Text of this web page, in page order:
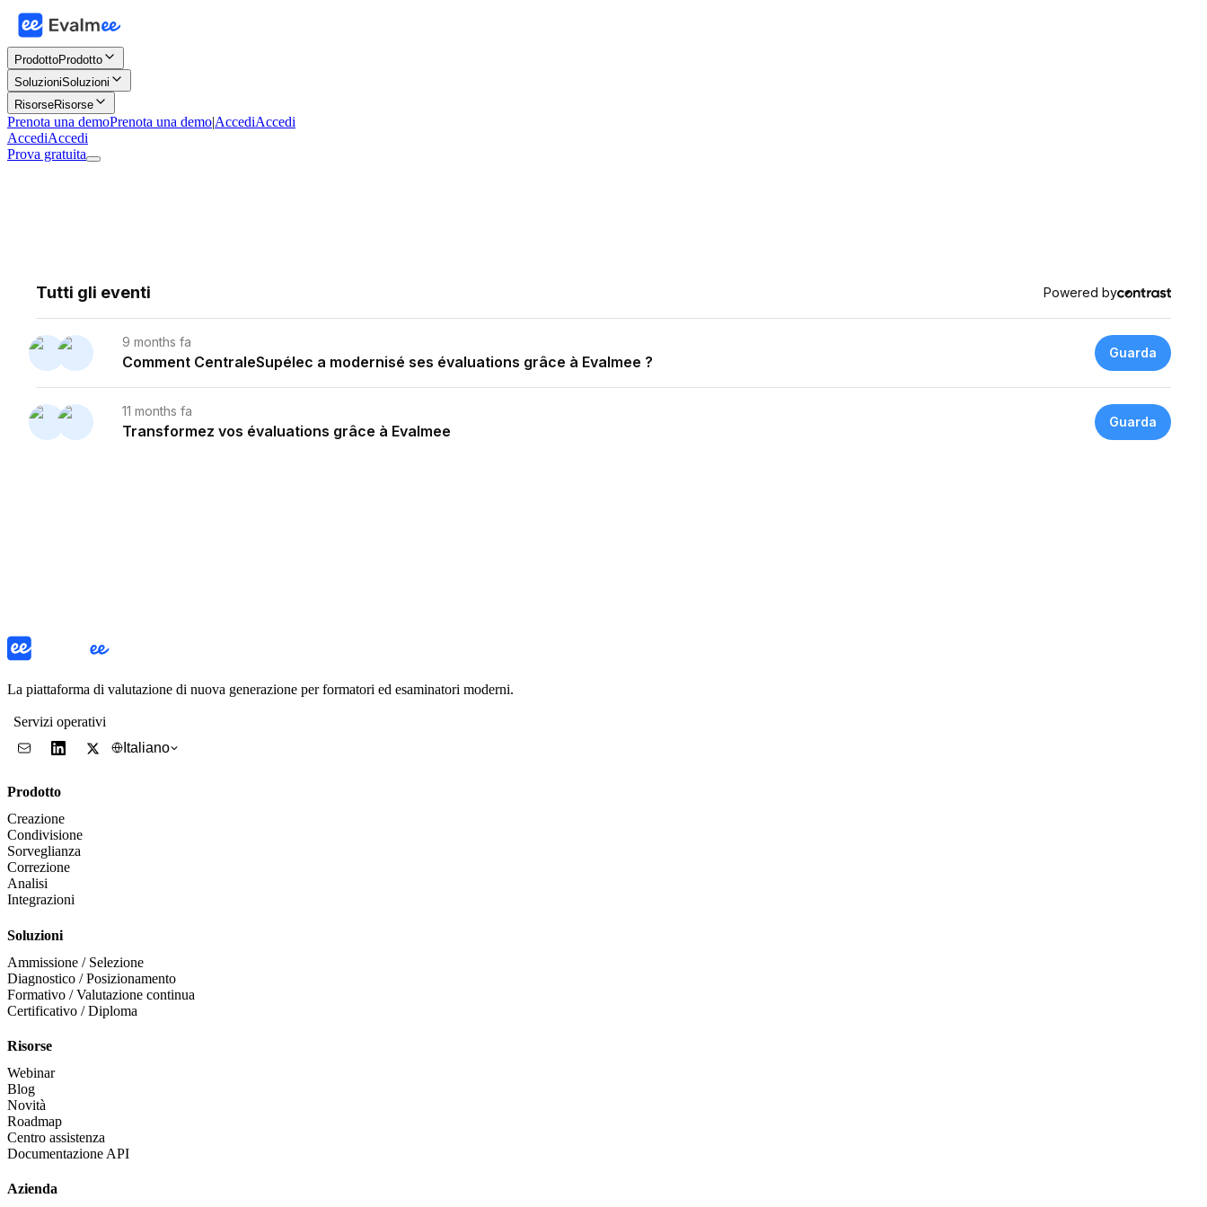
ProdottoProdotto
SoluzioniSoluzioni
RisorseRisorse
Prenota una demoPrenota una demo|AccediAccedi
AccediAccedi
Prova gratuita
La piattaforma di valutazione di nuova generazione per formatori ed esaminatori moderni.
Servizi operativi
Italiano
Prodotto
Creazione
Condivisione
Sorveglianza
Correzione
Analisi
Integrazioni
Soluzioni
Ammissione / Selezione
Diagnostico / Posizionamento
Formativo / Valutazione continua
Certificativo / Diploma
Risorse
Webinar
Blog
Novità
Roadmap
Centro assistenza
Documentazione API
Azienda